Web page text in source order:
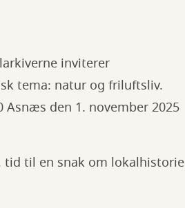
inviterer
tema: natur og friluftsliv.
Asnæs den 1. november 2025
tid til en snak om lokalhistorie